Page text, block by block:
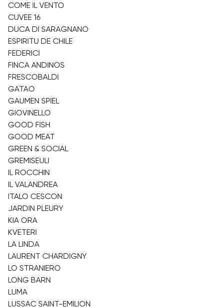
COME IL VENTO
CUVEE 16
DUCA DI SARAGNANO
ESPIRITU DE CHILE
FEDERICI
FINCA ANDINOS
FRESCOBALDI
GATAO
GAUMEN SPIEL
GIOVINELLO
GOOD FISH
GOOD MEAT
GREEN & SOCIAL
GREMISEULI
IL ROCCHIN
IL VALANDREA
ITALO CESCON
JARDIN PLEURY
KIA ORA
KVETERI
LA LINDA
LAURENT CHARDIGNY
LO STRANIERO
LONG BARN
LUMA
LUSSAC SAINT-EMILION